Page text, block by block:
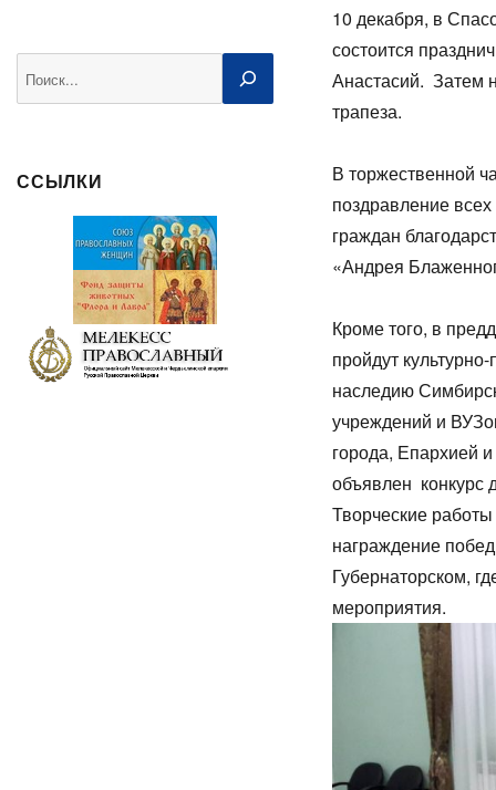
ССЫЛКИ
10 декабря, в
состоится
Анастасий. Затем
трапеза.
В торжественной
поздравление
граждан
«Андрея
Кроме того, в
пройдут
наследию
учреждений и
города, Епархией
объявлен конкурс
Творческие
награждение
Губернаторском,
мероприятия.